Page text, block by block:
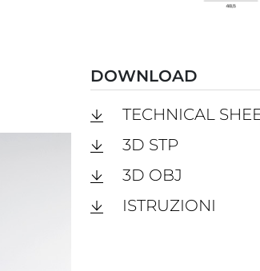
DOWNLOAD
TECHNICAL
3D STP
3D OBJ
ISTRUZIONI